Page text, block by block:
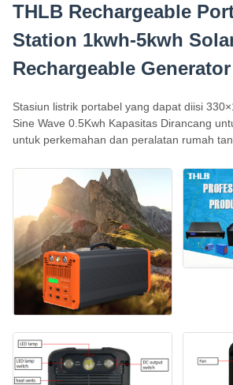
THLB Rechargeable
Station 1kwh-5kwh
Rechargeable Generator
Stasiun listrik portabel yang dapat diisi
Sine Wave 0.5Kwh Kapasitas Dirancang
untuk perkemahan dan peralatan rumah